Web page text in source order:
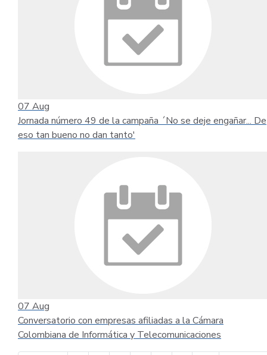
07 Aug
Jornada número 49 de la campaña ´No se deje engañar... De
eso tan bueno no dan tanto'
07 Aug
Conversatorio con empresas afiliadas a la Cámara
Colombiana de Informática y Telecomunicaciones